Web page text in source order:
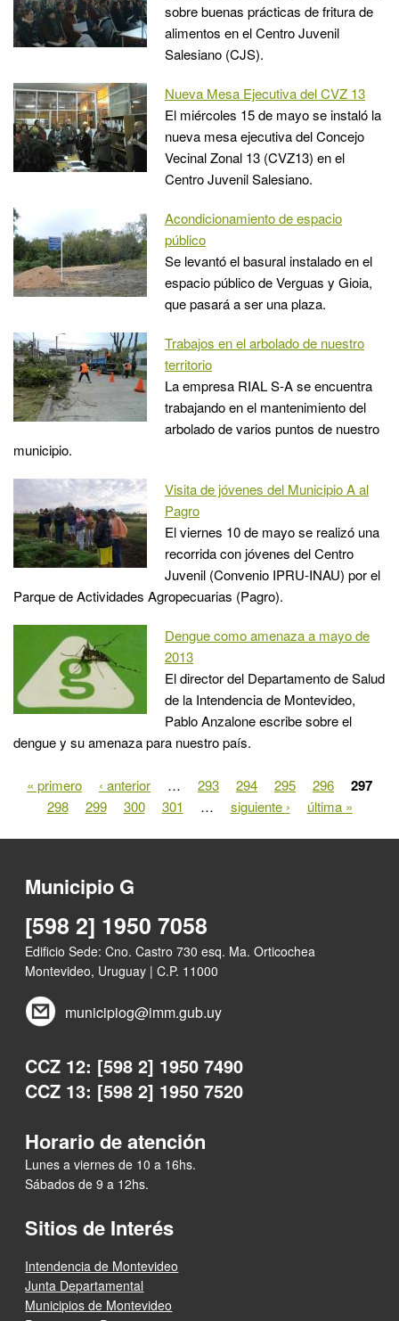
sobre buenas prácticas de fritura de
alimentos en el Centro Juvenil
Salesiano (CJS).
Nueva Mesa Ejecutiva del CVZ 13
El miércoles 15 de mayo se instaló la
nueva mesa ejecutiva del Concejo
Vecinal Zonal 13 (CVZ13) en el
Centro Juvenil Salesiano.
Acondicionamiento de espacio
público
Se levantó el basural instalado en el
espacio público de Verguas y Gioia,
que pasará a ser una plaza.
Trabajos en el arbolado de nuestro
territorio
La empresa RIAL S-A se encuentra
trabajando en el mantenimiento del
arbolado de varios puntos de nuestro
municipio.
Visita de jóvenes del Municipio A al
Pagro
El viernes 10 de mayo se realizó una
recorrida con jóvenes del Centro
Juvenil (Convenio IPRU-INAU) por el
Parque de Actividades Agropecuarias (Pagro).
Dengue como amenaza a mayo de
2013
El director del Departamento de Salud
de la Intendencia de Montevideo,
Pablo Anzalone escribe sobre el
dengue y su amenaza para nuestro país.
Páginas
« primero ‹ anterior … 293 294 295 296 297
298 299 300 301 … siguiente › última »
Municipio G
[598 2] 1950 7058
Edificio Sede: Cno. Castro 730 esq. Ma. Orticochea
Montevideo, Uruguay | C.P. 11000
municipiog@imm.gub.uy
CCZ 12: [598 2] 1950 7490
CCZ 13: [598 2] 1950 7520
Horario de atención
Lunes a viernes de 10 a 16hs.
Sábados de 9 a 12hs.
Sitios de Interés
Intendencia de Montevideo
Junta Departamental
Municipios de Montevideo